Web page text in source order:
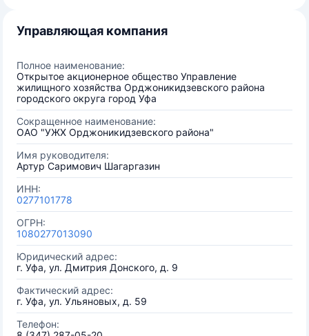
Управляющая компания
Полное наименование:
Открытое акционерное общество Управление
жилищного хозяйства Орджоникидзевского района
городского округа город Уфа
Сокращенное наименование:
ОАО "УЖХ Орджоникидзевского района"
Имя руководителя:
Артур Саримович Шагаргазин
ИНН:
0277101778
ОГРН:
1080277013090
Юридический адрес:
г. Уфа, ул. Дмитрия Донского, д. 9
Фактический адрес:
г. Уфа, ул. Ульяновых, д. 59
Телефон: